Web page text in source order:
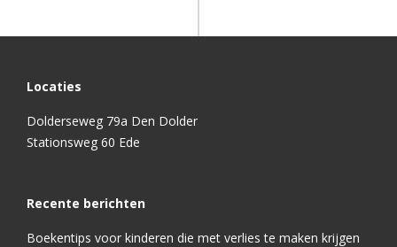
Locaties
Dolderseweg 79a Den Dolder
Stationsweg 60 Ede
Recente berichten
Boekentips voor kinderen die met verlies te maken krijgen